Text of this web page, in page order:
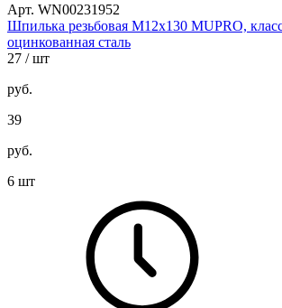
Арт. WN00231952
Шпилька резьбовая М12х130 MUPRO,
оцинкованная сталь
27 / шт
руб.
39
руб.
6 шт